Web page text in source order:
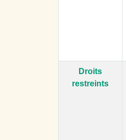
Droits
restreints